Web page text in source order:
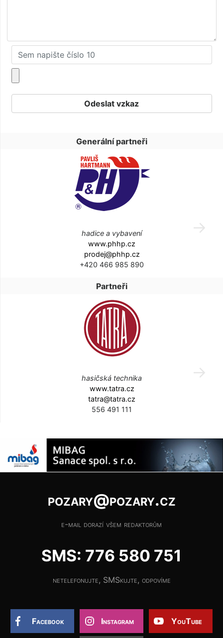
Generální partneři
hadice a vybavení
www.phhp.cz
prodej@phhp.cz
+420 466 985 890
Partneři
hasičská technika
www.tatra.cz
tatra@tatra.cz
556 491 111
pozary@pozary.cz
e-mail dorazí všem redaktorům
SMS: 776 580 751
netelefonujte, SMSkujte, odpovíme
Facebook Instagram YouTube